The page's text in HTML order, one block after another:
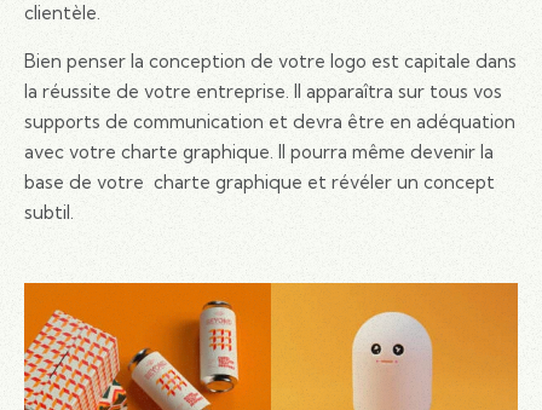
clientèle.
Bien penser la conception de votre logo est capitale dans
la réussite de votre entreprise. Il apparaîtra sur tous vos
supports de communication et devra être en adéquation
avec votre charte graphique. Il pourra même devenir la
base de votre charte graphique et révéler un concept
subtil.